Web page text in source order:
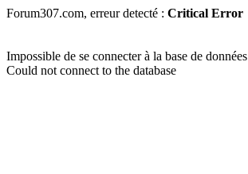
Forum307.com, erreur detecté : Critical Error
Impossible de se connecter à la base de données
Could not connect to the database